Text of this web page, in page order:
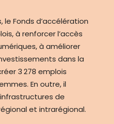
Fonds d’accélération
à renforcer l’accès
à améliorer
dans la
3 278 emplois
En outre, il
de
et intrarégional.